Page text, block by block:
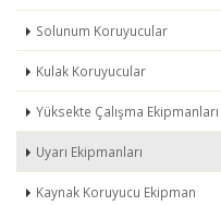
Solunum Koruyucular
Kulak Koruyucular
Yüksekte Çalışma Ekipmanları
Uyarı Ekipmanları
Kaynak Koruyucu Ekipman